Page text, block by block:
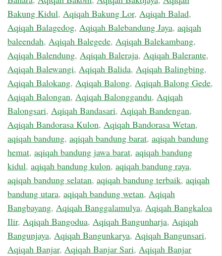
Bakung Kidul, Aqiqah Bakung Lor, Aqiqah Balad,
Aqiqah Balagedog, Aqiqah Balebandung Jaya, aqiqah
baleendah, Aqiqah Balegede, Aqiqah Balekambang,
Aqiqah Balendung, Aqiqah Baleraja, Aqiqah Balerante,
Aqiqah Balewangi, Aqiqah Balida, Aqiqah Balingbing,
Aqiqah Balokang, Aqiqah Balong, Aqiqah Balong Gede,
Aqiqah Balongan, Aqiqah Balonggandu, Aqiqah
Balongsari, Aqiqah Bandasari, Aqiqah Bandengan,
Aqiqah Bandorasa Kulon, Aqiqah Bandorasa Wetan,
aqiqah bandung, aqiqah bandung barat, aqiqah bandung
hemat, aqiqah bandung jawa barat, aqiqah bandung
kidul, aqiqah bandung kulon, aqiqah bandung raya,
aqiqah bandung selatan, aqiqah bandung terbaik, aqiqah
bandung utara, aqiqah bandung wetan, Aqiqah
Bangbayang, Aqiqah Banggalamulya, Aqiqah Bangkaloa
Ilir, Aqiqah Bangodua, Aqiqah Bangunharja, Aqiqah
Bangunjaya, Aqiqah Bangunkarya, Aqiqah Bangunsari,
Aqiqah Banjar, Aqiqah Banjar Sari, Aqiqah Banjar